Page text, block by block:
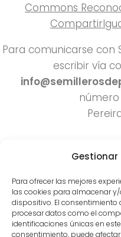
Para ofrecer las mejores
las cookies para almacenar
dispositivo. El
procesar datos como el
identificaciones únicas en
consentimiento, puede
Commons
Para comunicarse con
escribir vía
número
Todos los